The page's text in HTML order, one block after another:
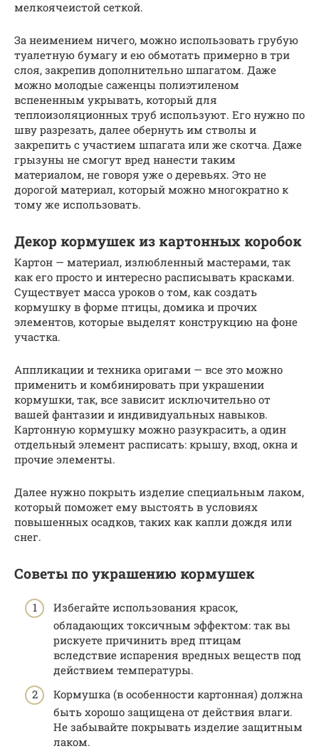
мелкоячеистой сеткой.
За неимением ничего, можно использовать грубую
туалетную бумагу и ею обмотать примерно в три
слоя, закрепив дополнительно шпагатом. Даже
можно молодые саженцы полиэтиленом
вспененным укрывать, который для
теплоизоляционных труб используют. Его нужно по
шву разрезать, далее обернуть им стволы и
закрепить с участием шпагата или же скотча. Даже
грызуны не смогут вред нанести таким
материалом, не говоря уже о деревьях. Это не
дорогой материал, который можно многократно к
тому же использовать.
Декор кормушек из картонных коробок
Картон — материал, излюбленный мастерами, так
как его просто и интересно расписывать красками.
Существует масса уроков о том, как создать
кормушку в форме птицы, домика и прочих
элементов, которые выделят конструкцию на фоне
участка.
Аппликации и техника оригами — все это можно
применить и комбинировать при украшении
кормушки, так, все зависит исключительно от
вашей фантазии и индивидуальных навыков.
Картонную кормушку можно разукрасить, а один
отдельный элемент расписать: крышу, вход, окна и
прочие элементы.
Далее нужно покрыть изделие специальным лаком,
который поможет ему выстоять в условиях
повышенных осадков, таких как капли дождя или
снег.
Советы по украшению кормушек
Избегайте использования красок,
обладающих токсичным эффектом: так вы
рискуете причинить вред птицам
вследствие испарения вредных веществ под
действием температуры.
Кормушка (в особенности картонная) должна
быть хорошо защищена от действия влаги.
Не забывайте покрывать изделие защитным
лаком.